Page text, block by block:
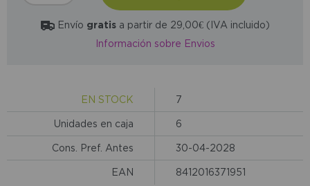
Envío gratisa partir de 29,00€ (IVA incluido)
Información sobre Envios
EN STOCK 7
Unidades en caja 6
Cons. Pref. Antes 30-04-2028
EAN 8412016371951